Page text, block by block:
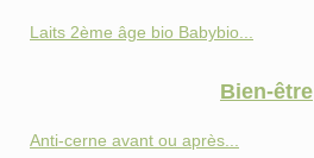
Laits 2ème âge bio Babybio...
Bien-être
Anti‑cerne avant ou après...